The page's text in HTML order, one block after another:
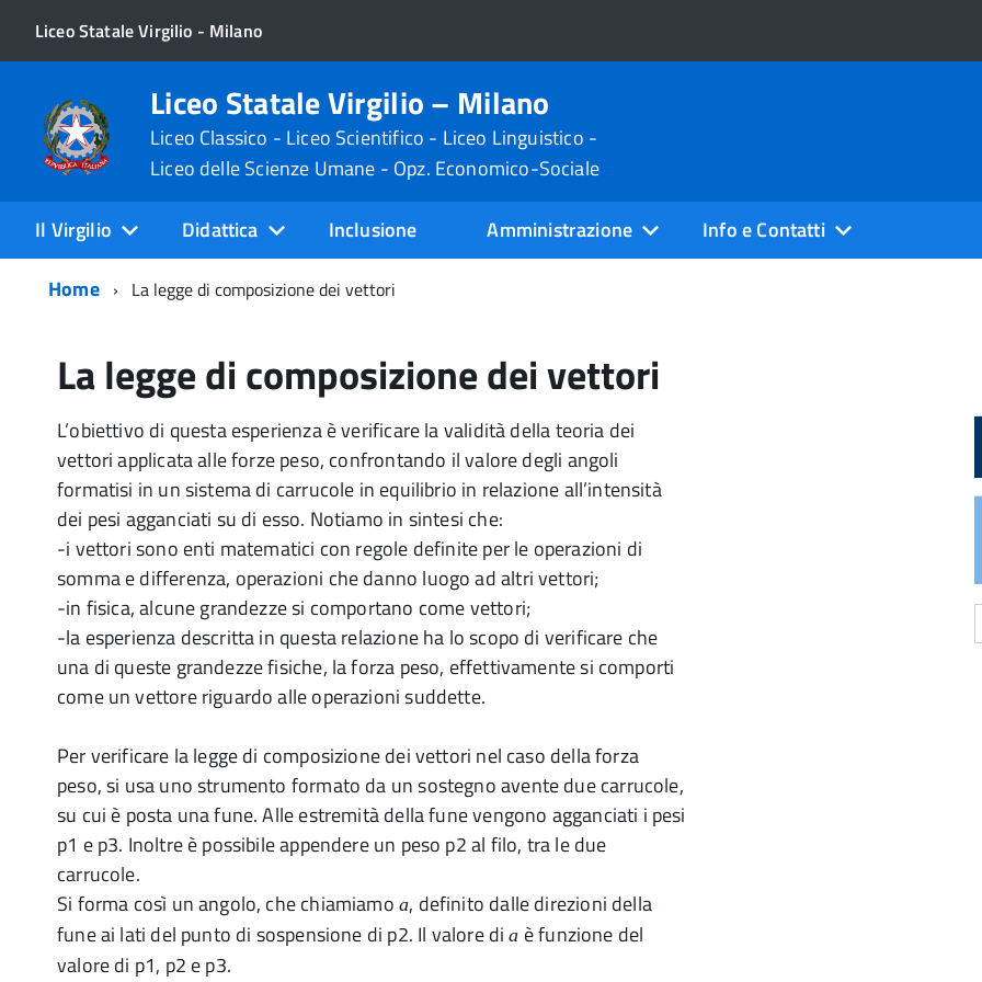
Liceo Statale Virgilio - Milano
Liceo Statale Virgilio – Milano
Liceo Classico - Liceo Scientifico - Liceo Linguistico -
Liceo delle Scienze Umane - Opz. Economico-Sociale
Il Virgilio Didattica Inclusione Amministrazione
Info e Contatti
Home
La legge di composizione dei vettori
La legge di composizione dei vettori
L’obiettivo di questa esperienza è verificare la validità della teoria dei
vettori applicata alle forze peso, confrontando il valore degli angoli
formatisi in un sistema di carrucole in equilibrio in relazione all’intensità
dei pesi agganciati su di esso. Notiamo in sintesi che:
-i vettori sono enti matematici con regole definite per le operazioni di
somma e differenza, operazioni che danno luogo ad altri vettori;
-in fisica, alcune grandezze si comportano come vettori;
-la esperienza descritta in questa relazione ha lo scopo di verificare che
una di queste grandezze fisiche, la forza peso, effettivamente si comporti
come un vettore riguardo alle operazioni suddette.
Per verificare la legge di composizione dei vettori nel caso della forza
peso, si usa uno strumento formato da un sostegno avente due carrucole,
su cui è posta una fune. Alle estremità della fune vengono agganciati i pesi
p1 e p3. Inoltre è possibile appendere un peso p2 al filo, tra le due
carrucole.
Si forma così un angolo, che chiamiamoa, definito dalle direzioni della
fune ai lati del punto di sospensione di p2. Il valore dia è funzione del
valore di p1, p2 e p3.